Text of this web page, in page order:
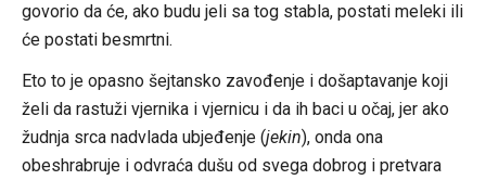
govorio da će, ako budu jeli sa tog stabla, postati meleki ili
će postati besmrtni.
Eto to je opasno šejtansko zavođenje i došaptavanje koji
želi da rastuži vjernika i vjernicu i da ih baci u očaj, jer ako
žudnja srca nadvlada ubjeđenje (jekin), onda ona
obeshrabruje i odvraća dušu od svega dobrog i pretvara